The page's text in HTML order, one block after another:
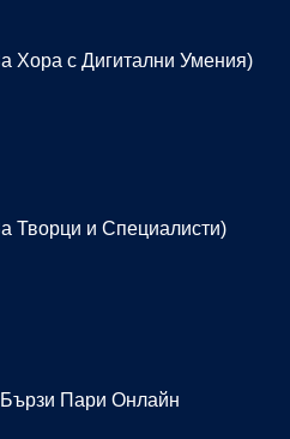
Хора с Дигитални Умения)
Творци и Специалисти)
Пари Онлайн